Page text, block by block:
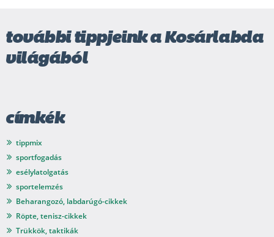
további tippjeink a Kosárlabda
világából
címkék
tippmix
sportfogadás
esélylatolgatás
sportelemzés
Beharangozó, labdarúgó-cikkek
Röpte, tenisz-cikkek
Trükkök, taktikák